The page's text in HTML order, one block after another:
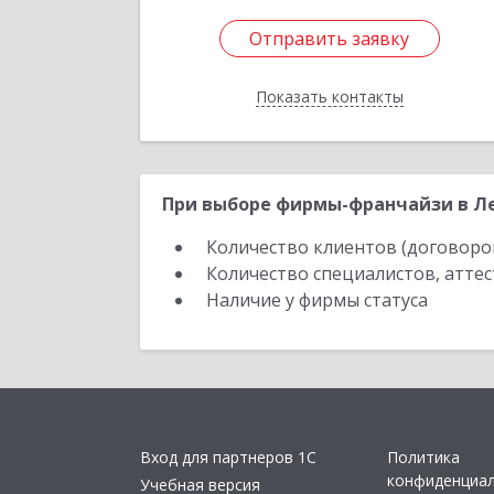
Отправить заявку
Показать контакты
Отправить заявку
Назад
При выборе фирмы-франчайзи в
Количество клиентов
Количество специалистов,
Наличие у фирмы статуса
Вход для партнеров 1С
Учебная версия
Политика